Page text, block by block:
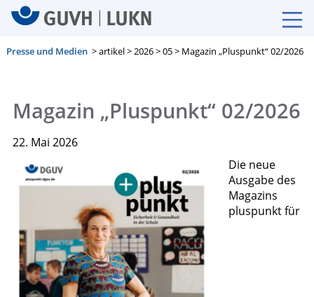
Presse und Medien > artikel > 2026 > 05 > Magazin „Pluspunkt“ 02/2026
Magazin „Pluspunkt“ 02/2026
22. Mai 2026
Die neue
Ausgabe des
Magazins
pluspunkt für